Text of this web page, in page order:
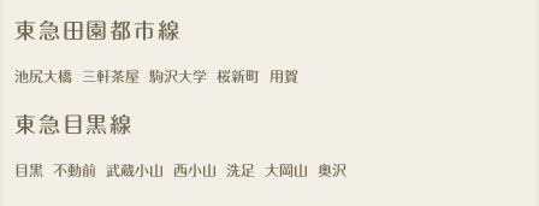
東急田園都市線
池尻大橋 三軒茶屋 駒沢大学 桜新町 用賀
東急目黒線
目黒 不動前 武蔵小山 西小山 洗足 大岡山 奥沢